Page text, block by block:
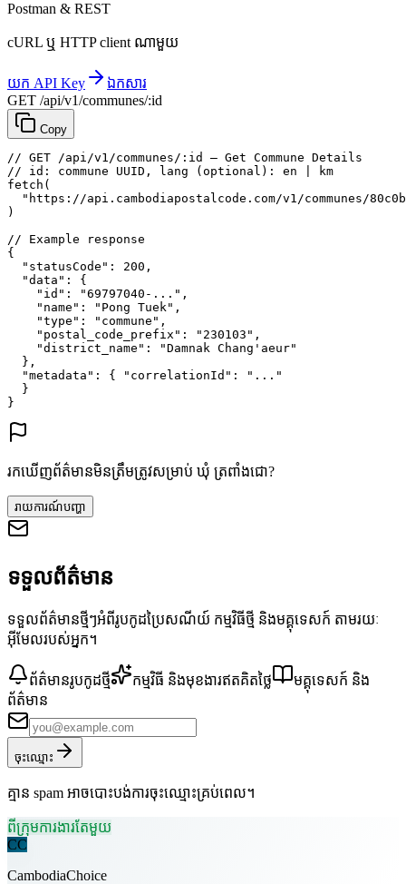
Postman & REST
cURL ឬ HTTP client ណាមួយ
យក API Key
ឯកសារ
GET /api/v1/communes/:id
Copy
// GET /api/v1/communes/:id — Get Commune Details
// id: commune UUID, lang (optional): en | km
fetch (
"https://api.cambodiapostalcode.com/v1/communes/
)
// Example response
{
"statusCode" : 200 ,
"data" : {
"id" : "69797040-..." ,
"name" : "Pong Tuek" ,
"type" : "commune" ,
"postal_code_prefix" : "230103" ,
"district_name" :
"Damnak Chang'aeur"
},
"metadata" : { "correlationId" :
"..."
}
}
រកឃើញព័ត៌មានមិនត្រឹមត្រូវសម្រាប់ ឃុំ ត្រពាំងជោ?
រាយការណ៍បញ្ហា
ទទួលព័ត៌មាន
ទទួលព័ត៌មានថ្មីៗអំពីរូបកូដប្រៃសណីយ៍ កម្មវិធីថ្មី និងមគ្គុទេសក៍ តាមរយៈ
អ៊ីមែលរបស់អ្នក។
ព័ត៌មានរូបកូដថ្មី កម្មវិធី និងមុខងារឥតគិតថ្លៃ
មគ្គុទេសក៍ និង
ព័ត៌មាន
ចុះឈ្មោះ
គ្មាន spam អាចបោះបង់ការចុះឈ្មោះគ្រប់ពេល។
ពីក្រុមការងារតែមួយ
CC
CambodiaChoice